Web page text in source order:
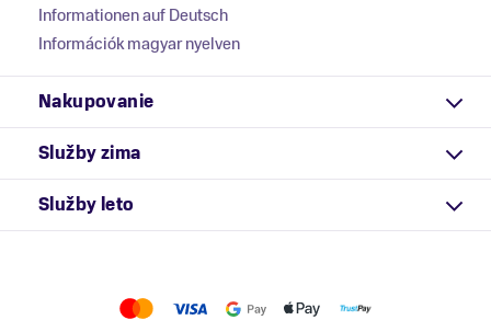
Informationen auf Deutsch
Információk magyar nyelven
Nakupovanie
Služby zima
Služby leto